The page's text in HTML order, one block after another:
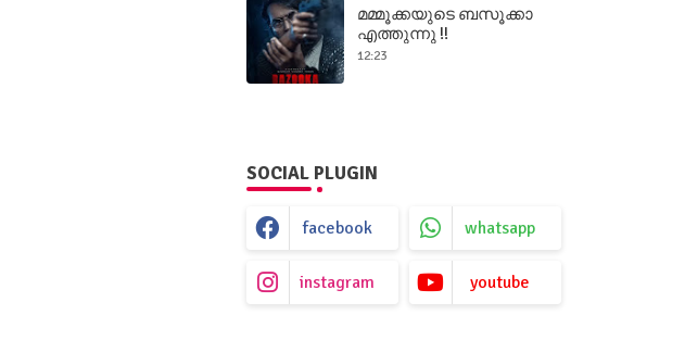
Get-Set Baby
മമ്മൂക്കയുടെ ബസൂക്കാ
എത്തുന്നു !!
12:23
SOCIAL PLUGIN
facebook whatsapp
instagram youtube